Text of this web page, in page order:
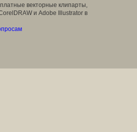
векторные клипарты,
и Adobe Illustrator в